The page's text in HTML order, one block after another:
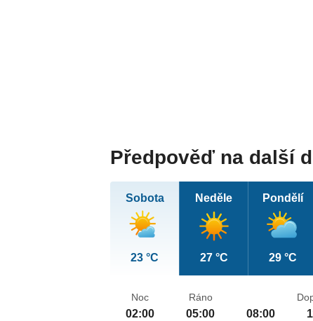
Předpověď na další
Sobota
23 °C
Neděle
27 °C
Pondělí
29 °C
Noc
02:00
Ráno
05:00 08:00